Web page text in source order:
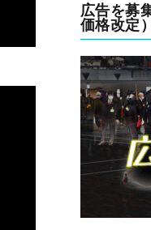
広告を募
価格改定）